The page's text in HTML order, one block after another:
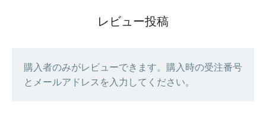
レビュー投稿
購入者のみがレビューできます。購入時の受注番号
とメールアドレスを入力してください。